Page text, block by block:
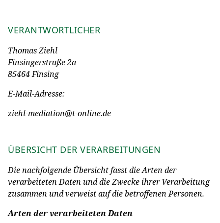
VERANTWORTLICHER
Thomas Ziehl
Finsingerstraße 2a
85464 Finsing
E-Mail-Adresse:
ziehl-mediation@t-online.de
ÜBERSICHT DER VERARBEITUNGEN
Die nachfolgende Übersicht fasst die Arten der
verarbeiteten Daten und die Zwecke ihrer Verarbeitung
zusammen und verweist auf die betroffenen Personen.
Arten der verarbeiteten Daten